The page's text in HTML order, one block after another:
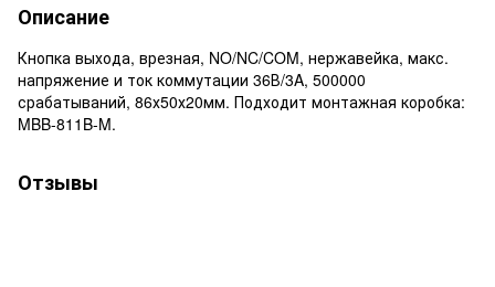
Описание
Кнопка выхода, врезная, NO/NC/COM, нержавейка, макс.
напряжение и ток коммутации 36В/3A, 500000
срабатываний, 86х50х20мм. Подходит монтажная коробка:
MBB-811B-M.
Отзывы